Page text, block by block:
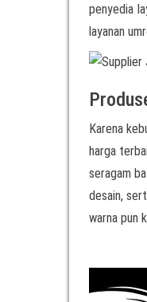
penyedia
layanan
Karena
harga
seragam
desain,
warna pun